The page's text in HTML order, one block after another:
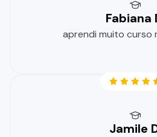
Fabiana
aprendi muito curso
Jamile